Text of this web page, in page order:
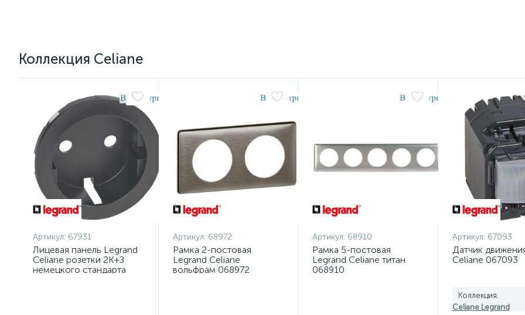
Коллекция Celiane
Артикул: 67931
Лицевая панель Legrand
Celiane розетки 2К+З
немецкого стандарта
Артикул: 68972
Рамка 2-постовая
Legrand Celiane
вольфрам 068972
Артикул: 68910
Рамка 5-постовая
Legrand Celiane титан
068910
Артикул: 67093
Датчик
Celiane 067093
Коллекция:
Celiane Legrand